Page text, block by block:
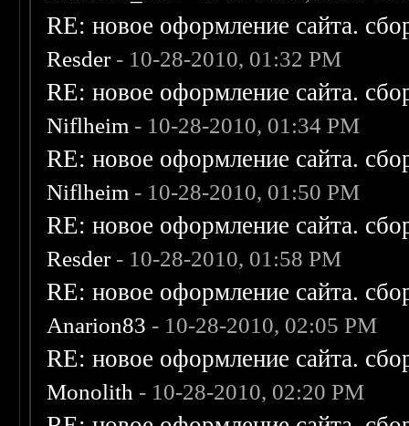
RE: новое оформление сайта.
Resder- 10-28-2010, 01:32 PM
RE: новое оформление сайта.
Niflheim - 10-28-2010, 01:34 PM
RE: новое оформление сайта.
Niflheim - 10-28-2010, 01:50 PM
RE: новое оформление сайта.
Resder- 10-28-2010, 01:58 PM
RE: новое оформление сайта.
Anarion83 - 10-28-2010, 02:05 PM
RE: новое оформление сайта.
Monolith - 10-28-2010, 02:20 PM